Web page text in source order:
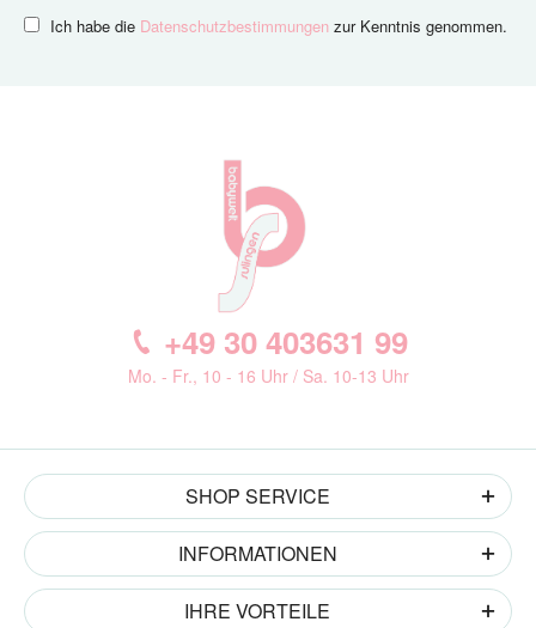
Ich habe die Datenschutzbestimmungen zur Kenntnis genommen.
+49 30 403631 99
Mo. - Fr., 10 - 16 Uhr / Sa. 10-13 Uhr
SHOP SERVICE
INFORMATIONEN
IHRE VORTEILE